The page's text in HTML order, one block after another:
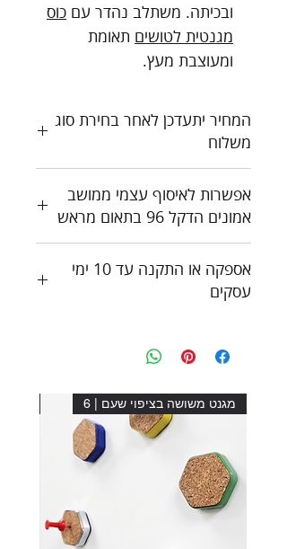
ובכיתה. משתלב נהדר עם כוס
מגנטית לטושים תאומת
ומעוצבת מעץ.
המחיר יתעדכן לאחר בחירת סוג
משלוח
צור קשר לקבלת הצעת מחיר
אפשרות לאיסוף עצמי ממושב
אמונים הדקל 96 בתאום מראש
אספקה או התקנה עד 10 ימי
עסקים
מגנט משושה בציפוי שעם | 6